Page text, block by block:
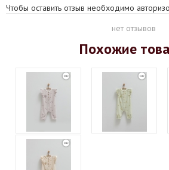
Чтобы оставить отзыв необходимо
нет отзывов
Похожие